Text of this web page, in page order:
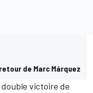
de Marc Márquez
victoire de